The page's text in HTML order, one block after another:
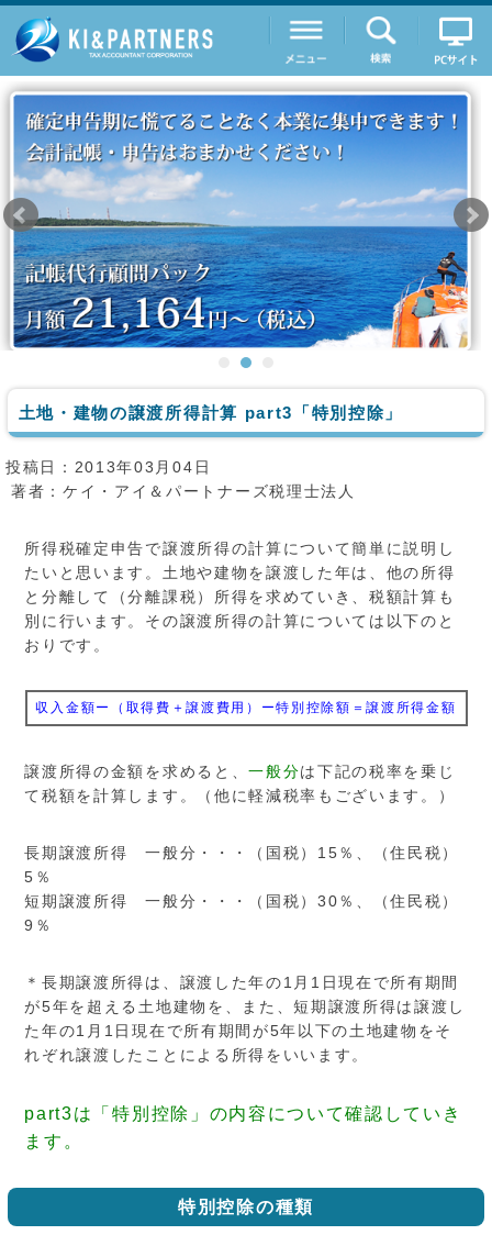
土地・建物の譲渡所得計算 part3「特別控除」
投稿日：2013年03月04日
著者：ケイ・アイ＆パートナーズ税理士法人
所得税確定申告で譲渡所得の計算について簡単に説明し
たいと思います。土地や建物を譲渡した年は、他の所得
と分離して（分離課税）所得を求めていき、税額計算も
別に行います。その譲渡所得の計算については以下のと
おりです。
収入金額ー（取得費＋譲渡費用）ー特別控除額＝譲渡所得金額
譲渡所得の金額を求めると、一般分は下記の税率を乗じ
て税額を計算します。（他に軽減税率もございます。）
長期譲渡所得 一般分・・・（国税）15％、（住民税）
5％
短期譲渡所得 一般分・・・（国税）30％、（住民税）
9％
＊長期譲渡所得は、譲渡した年の1月1日現在で所有期間
が5年を超える土地建物を、また、短期譲渡所得は譲渡し
た年の1月1日現在で所有期間が5年以下の土地建物をそ
れぞれ譲渡したことによる所得をいいます。
part3は「特別控除」の内容について確認していき
ます。
特別控除の種類